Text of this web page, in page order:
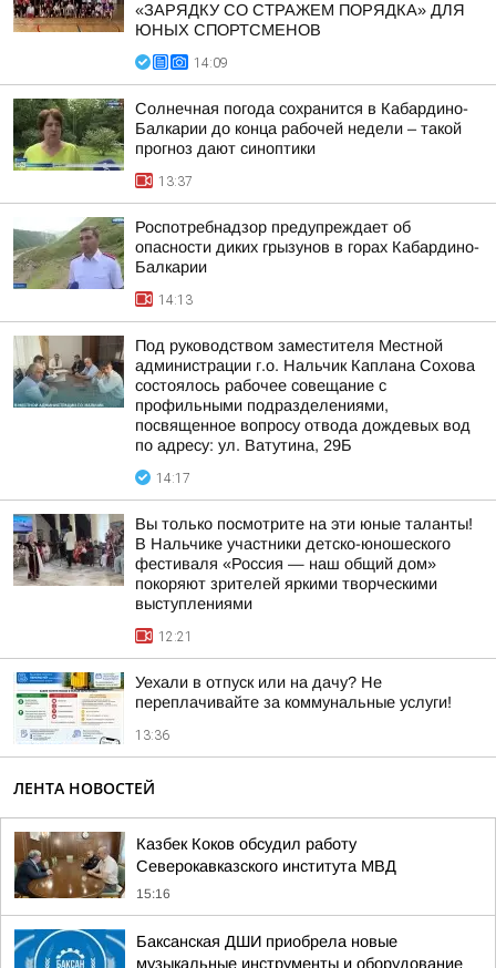
«ЗАРЯДКУ СО СТРАЖЕМ ПОРЯДКА» ДЛЯ
ЮНЫХ СПОРТСМЕНОВ
14:09
Солнечная погода сохранится в Кабардино-
Балкарии до конца рабочей недели – такой
прогноз дают синоптики
13:37
Роспотребнадзор предупреждает об
опасности диких грызунов в горах Кабардино-
Балкарии
14:13
Под руководством заместителя Местной
администрации г.о. Нальчик Каплана Сохова
состоялось рабочее совещание с
профильными подразделениями,
посвященное вопросу отвода дождевых вод
по адресу: ул. Ватутина, 29Б
14:17
Вы только посмотрите на эти юные таланты!
В Нальчике участники детско-юношеского
фестиваля «Россия — наш общий дом»
покоряют зрителей яркими творческими
выступлениями
12:21
Уехали в отпуск или на дачу? Не
переплачивайте за коммунальные услуги!
13:36
ЛЕНТА НОВОСТЕЙ
Казбек Коков обсудил работу
Северокавказского института МВД
15:16
Баксанская ДШИ приобрела новые
музыкальные инструменты и оборудование